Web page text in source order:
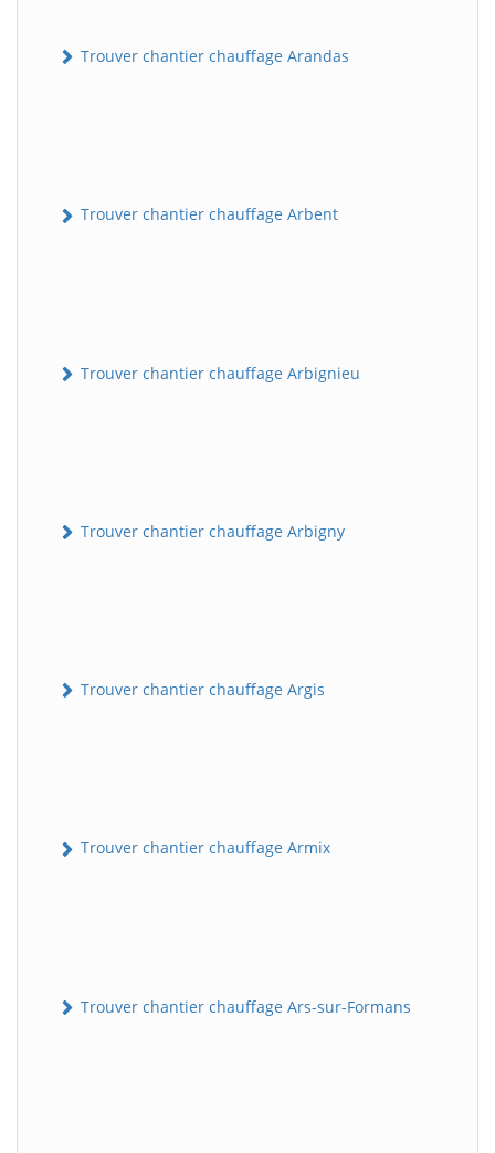
Trouver chantier chauffage Arandas
Trouver chantier chauffage Arbent
Trouver chantier chauffage Arbignieu
Trouver chantier chauffage Arbigny
Trouver chantier chauffage Argis
Trouver chantier chauffage Armix
Trouver chantier chauffage Ars-sur-Formans